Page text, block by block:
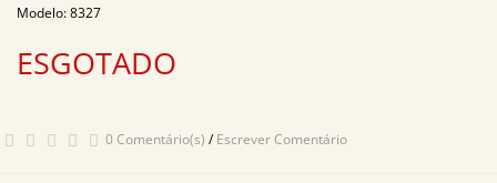
Modelo: 8327
ESGOTADO
0 Comentário(s) /Escrever Comentário